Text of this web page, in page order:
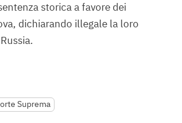
storica a favore dei
dichiarando illegale la loro
Suprema